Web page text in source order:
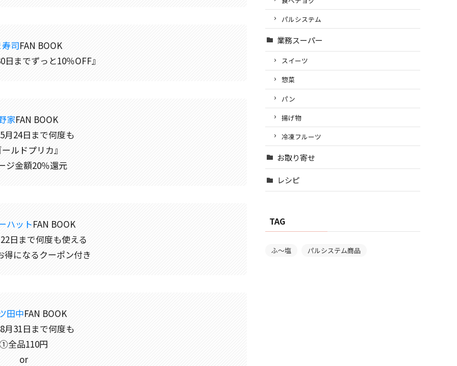
司FAN BOOK
日までずっと10％OFF』
家FAN BOOK
月24日まで何度も
ルドプリカ』
ジ金額20％還元
ハットFAN BOOK
日まで何度も使える
得になるクーポン付き
田中FAN BOOK
月31日まで何度も
全品110円
or
パルシステム
業務スーパー
スイーツ
惣菜
パン
揚げ物
冷凍フルーツ
お取り寄せ
レシピ
TAG
ふ～塩 パルシステム商品